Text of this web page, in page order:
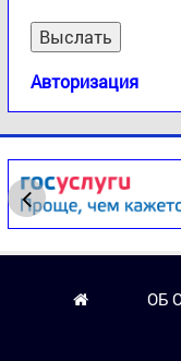
Авторизация
ОБ